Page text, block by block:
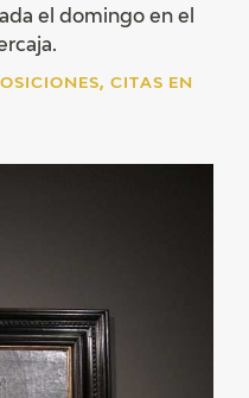
el domingo en el
CITAS EN